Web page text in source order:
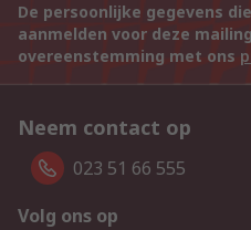
De persoonlijke gegevens
aanmelden voor deze
overeenstemming met ons
Neem contact op
023 51 66 555
Volg ons op